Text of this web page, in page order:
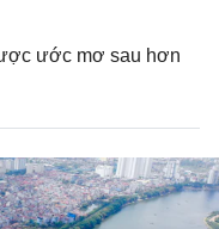
ước mơ sau hơn